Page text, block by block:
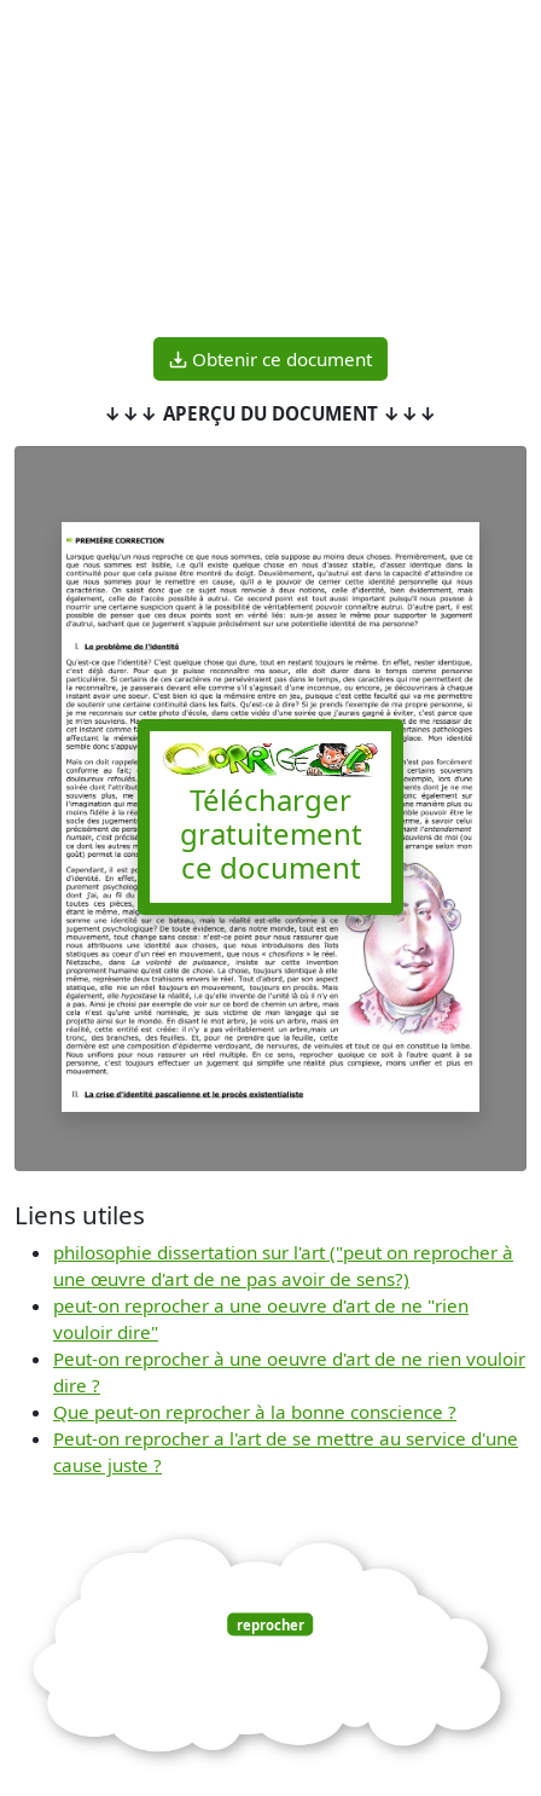
Obtenir ce document
↓↓↓ APERÇU DU DOCUMENT ↓↓↓
Télécharger
gratuitement
ce document
Liens utiles
philosophie dissertation sur l'art ("peut on reprocher à
une œuvre d'art de ne pas avoir de sens?)
peut-on reprocher a une oeuvre d'art de ne "rien
vouloir dire"
Peut-on reprocher à une oeuvre d'art de ne rien vouloir
dire ?
Que peut-on reprocher à la bonne conscience ?
Peut-on reprocher a l'art de se mettre au service d'une
cause juste ?
reprocher